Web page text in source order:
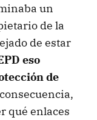
un
de la
de estar
eso
de
qué enlaces